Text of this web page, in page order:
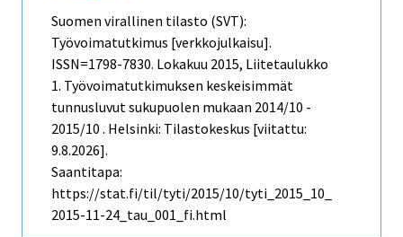
Suomen virallinen tilasto (SVT):
Työvoimatutkimus [verkkojulkaisu].
ISSN=1798-7830. Lokakuu 2015, Liitetaulukko
1. Työvoimatutkimuksen keskeisimmät
tunnusluvut sukupuolen mukaan 2014/10 -
2015/10 . Helsinki: Tilastokeskus [viitattu:
9.8.2026].
Saantitapa:
https://stat.fi/til/tyti/2015/10/tyti_2015_10_
2015-11-24_tau_001_fi.html